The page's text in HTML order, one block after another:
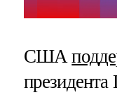
США